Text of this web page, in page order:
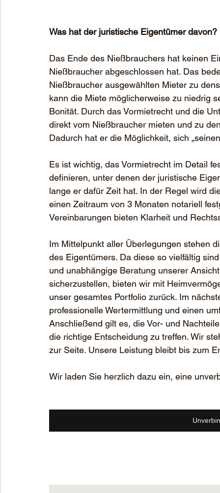
Was hat der juristische Eigentümer davon?
Das Ende des Nießbrauchers hat keinen
Nießbraucher abgeschlossen hat. Das
Nießbraucher ausgewählten Mieter zu
kann die Miete möglicherweise zu niedrig
Bonität. Durch das Vormietrecht und die
direkt vom Nießbraucher mieten und zu
Dadurch hat er die Möglichkeit, sich
Es ist wichtig, das Vormietrecht im Detail
definieren, unter denen der juristische
lange er dafür Zeit hat. In der Regel wird
einen Zeitraum von 3 Monaten notariell
Vereinbarungen bieten Klarheit und
Im Mittelpunkt aller Überlegungen stehen
des Eigentümers. Da diese so vielfältig
und unabhängige Beratung unserer
sicherzustellen, bieten wir mit
unser gesamtes Portfolio zurück. Im
professionelle Wertermittlung und einen
Anschließend gilt es, die Vor- und
die richtige Entscheidung zu treffen. Wir
zur Seite. Unsere Leistung bleibt bis zum
Wir laden Sie herzlich dazu ein, eine